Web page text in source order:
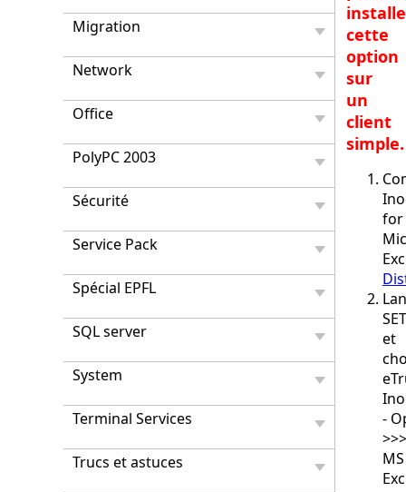
Migration
Network
Office
PolyPC 2003
Sécurité
Service Pack
Spécial EPFL
SQL server
System
Terminal Services
Trucs et astuces
cette
option
sur
un
client
simple.
for
et
-
>>>
MS